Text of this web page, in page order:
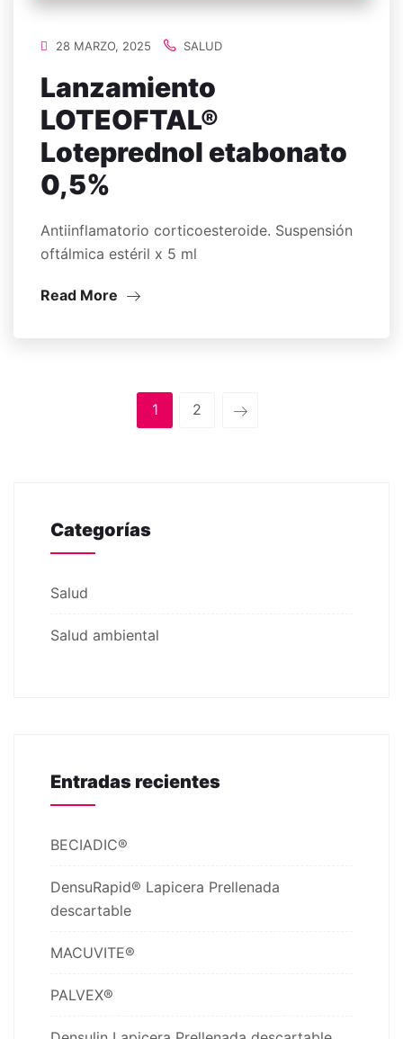
28 MARZO, 2025 SALUD
Lanzamiento
LOTEOFTAL®
Loteprednol etabonato
0,5%
Antiinflamatorio corticoesteroide. Suspensión
oftálmica estéril x 5 ml
Read More
1 2
Categorías
Salud
Salud ambiental
Entradas recientes
BECIADIC®
DensuRapid® Lapicera Prellenada
descartable
MACUVITE®
PALVEX®